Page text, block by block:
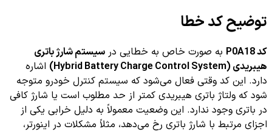
توضیح کد خطا
کد P0A18 به صورت خاص به خطایی در سیستم شارژ باتری
هیبریدی (Hybrid Battery Charge Control System)
اشاره
دارد. این کد وقتی فعال می‌شود که سیستم کنترل خودرو متوجه
شود که ولتاژ باتری هیبریدی کمتر از حد مطلوب است یا شارژ کافی
در باتری وجود ندارد. این وضعیت معمولاً به دلیل خرابی یکی از
اجزای مرتبط با شارژ باتری رخ می‌دهد، مثلاً مشکلات در اینورتر،